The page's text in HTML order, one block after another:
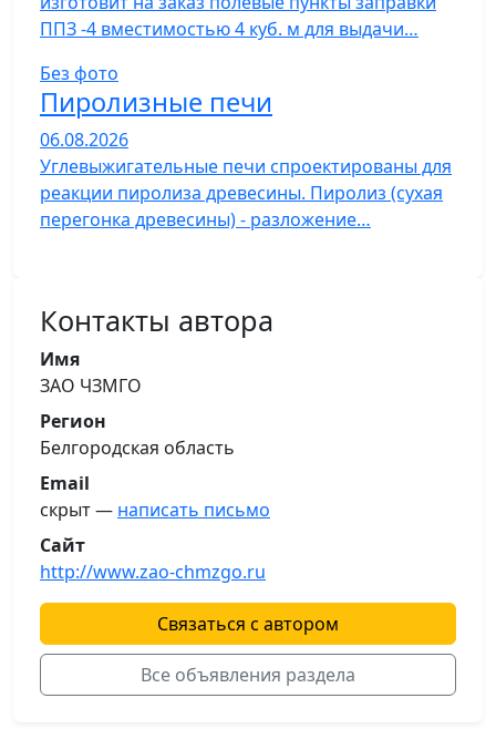
ППЗ -4 вместимостью 4 куб. м для выдачи…
Без фото
Пиролизные печи
06.08.2026
Углевыжигательные печи спроектированы для
реакции пиролиза древесины. Пиролиз (сухая
перегонка древесины) - разложение…
Контакты автора
Имя
ЗАО ЧЗМГО
Регион
Белгородская область
Email
скрыт — написать письмо
Сайт
http://www.zao-chmzgo.ru
Связаться с автором
Все объявления раздела